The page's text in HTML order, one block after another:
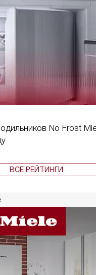
No Frost
ВСЕ РЕЙТИНГИ